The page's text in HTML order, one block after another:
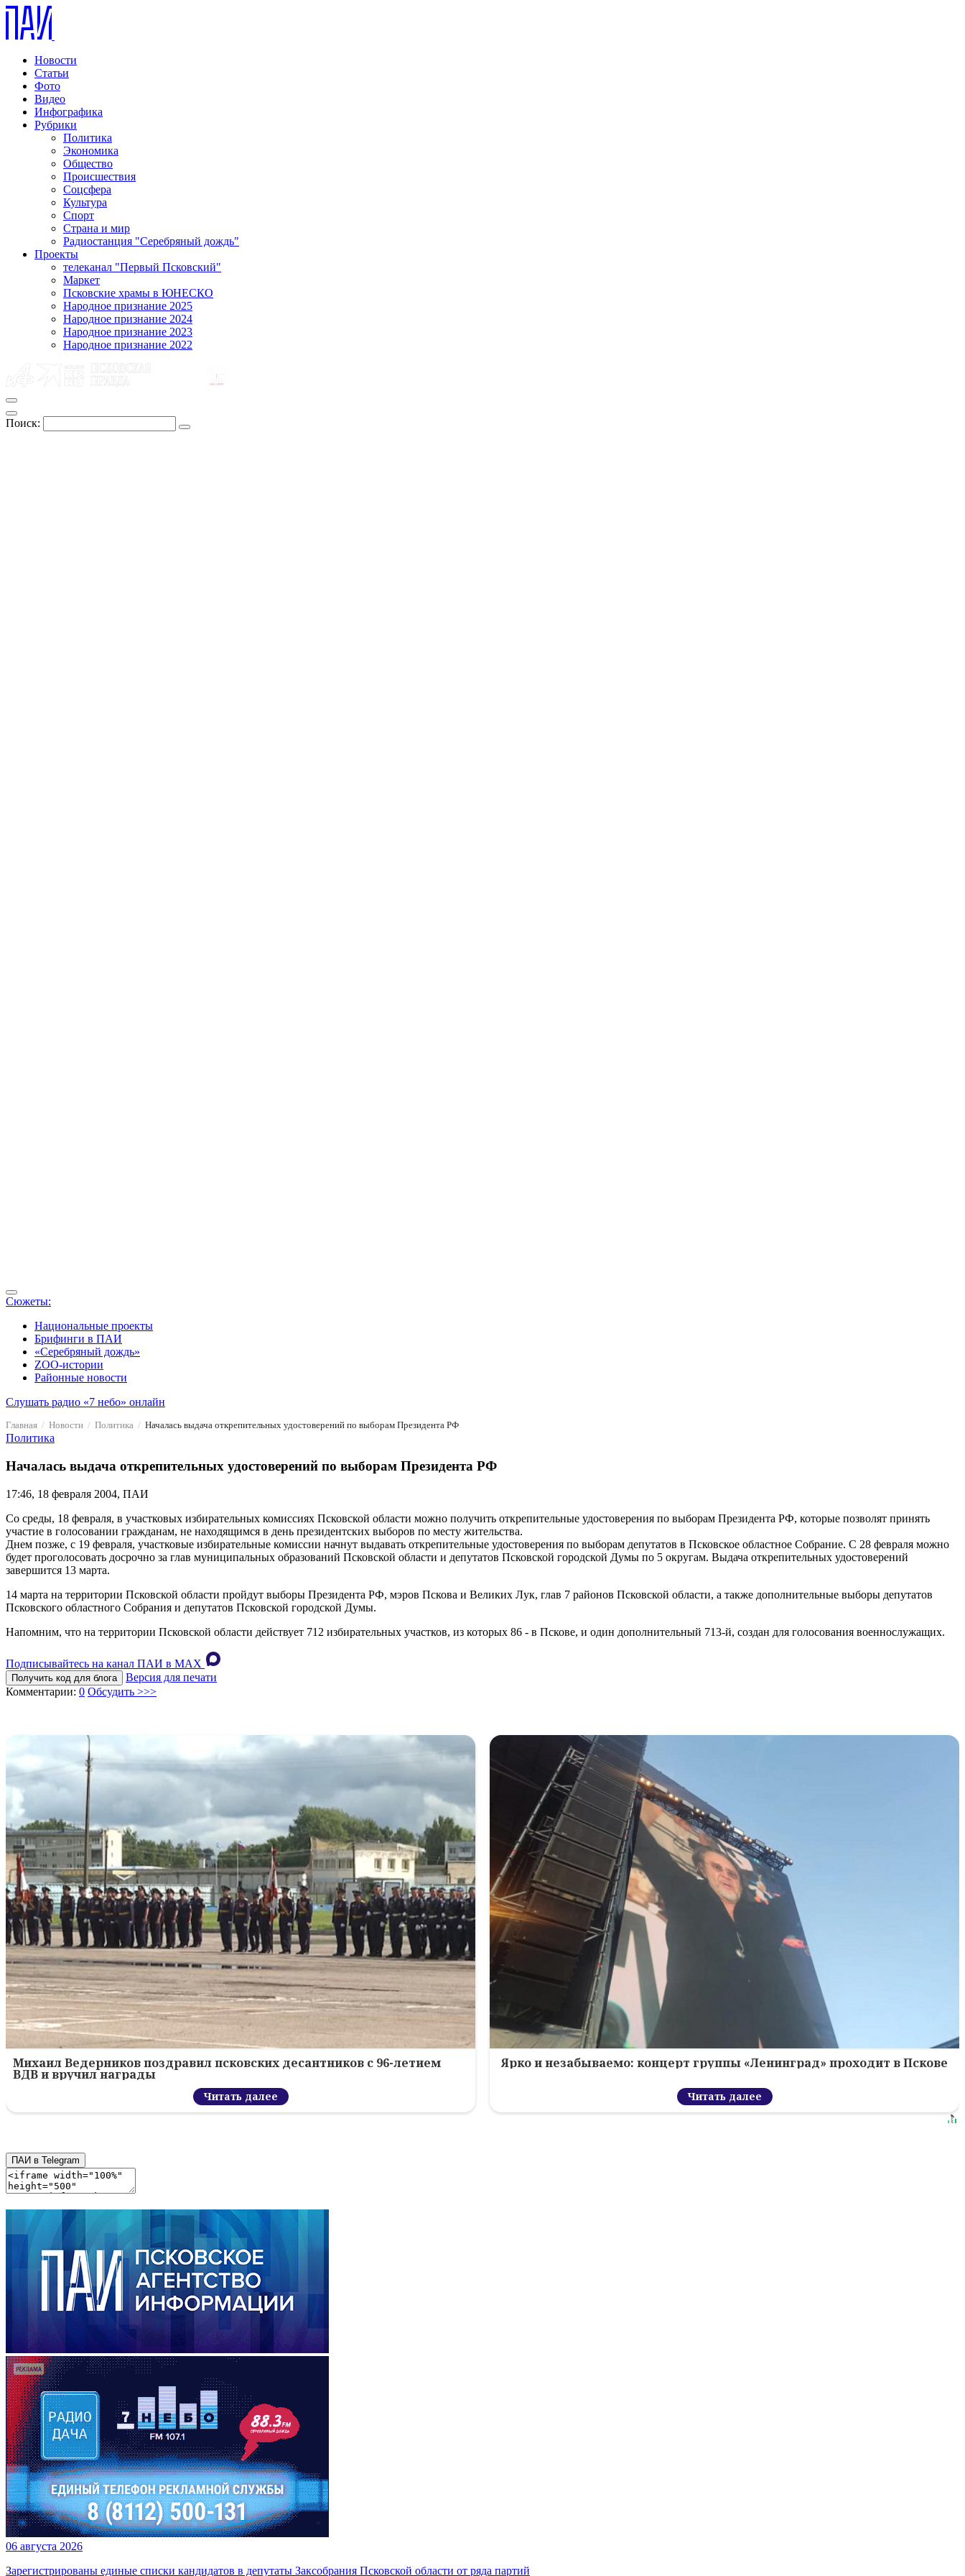
Новости
Статьи
Фото
Видео
Инфографика
Рубрики
Политика
Экономика
Общество
Происшествия
Соцсфера
Культура
Спорт
Страна и мир
Радиостанция "Серебряный дождь"
Проекты
телеканал "Первый Псковский"
Маркет
Псковские храмы в ЮНЕСКО
Народное признание 2025
Народное признание 2024
Народное признание 2023
Народное признание 2022
Поиск:
Сюжеты:
Национальные проекты
Брифинги в ПАИ
«Серебряный дождь»
ZOO-истории
Районные новости
Слушать радио «7 небо» онлайн
Главная Новости Политика Началась выдача открепительных удостоверений по выборам Президента РФ
Политика
Началась выдача открепительных удостоверений по выборам Президента РФ
17:46, 18 февраля 2004, ПАИ
Со среды, 18 февраля, в участковых избирательных комиссиях Псковской области можно получить открепительные удостоверения по выборам Президента РФ, которые позволят принять
участие в голосовании гражданам, не находящимся в день президентских выборов по месту жительства.
Днем позже, с 19 февраля, участковые избирательные комиссии начнут выдавать открепительные удостоверения по выборам депутатов в Псковское областное Собрание. С 28 февраля можно
будет проголосовать досрочно за глав муниципальных образований Псковской области и депутатов Псковской городской Думы по 5 округам. Выдача открепительных удостоверений
завершится 13 марта.
14 марта на территории Псковской области пройдут выборы Президента РФ, мэров Пскова и Великих Лук, глав 7 районов Псковской области, а также дополнительные выборы депутатов
Псковского областного Собрания и депутатов Псковской городской Думы.
Напомним, что на территории Псковской области действует 712 избирательных участков, из которых 86 - в Пскове, и один дополнительный 713-й, создан для голосования военнослужащих.
Подписывайтесь на канал ПАИ в MAХ
Получить код для блога
Версия для печати
Комментарии: 0 Обсудить >>>
Михаил Ведерников поздравил псковских десантников с 96-летием
ВДВ и вручил награды
Читать далее
Ярко и незабываемо: концерт группы «Ленинград» проходит в Пскове
Читать далее
ПАИ в Telegram
06 августа 2026
Зарегистрированы единые списки кандидатов в депутаты Заксобрания Псковской области от ряда партий